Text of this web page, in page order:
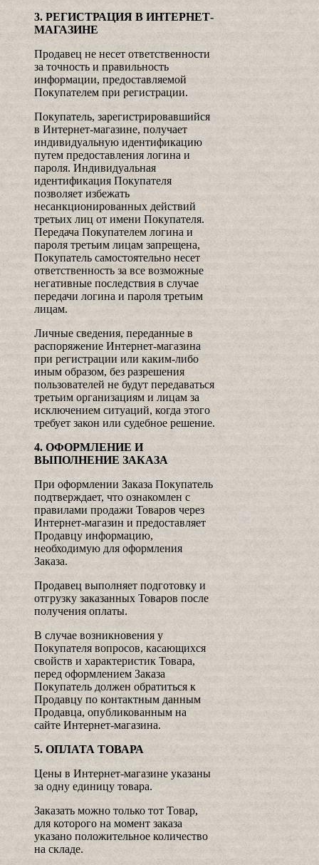
3. РЕГИСТРАЦИЯ В ИНТЕРНЕТ-
МАГАЗИНЕ
Продавец не несет ответственности
за точность и правильность
информации, предоставляемой
Покупателем при регистрации.
Покупатель, зарегистрировавшийся
в Интернет-магазине, получает
индивидуальную идентификацию
путем предоставления логина и
пароля. Индивидуальная
идентификация Покупателя
позволяет избежать
несанкционированных действий
третьих лиц от имени Покупателя.
Передача Покупателем логина и
пароля третьим лицам запрещена,
Покупатель самостоятельно несет
ответственность за все возможные
негативные последствия в случае
передачи логина и пароля третьим
лицам.
Личные сведения, переданные в
распоряжение Интернет-магазина
при регистрации или каким-либо
иным образом, без разрешения
пользователей не будут передаваться
третьим организациям и лицам за
исключением ситуаций, когда этого
требует закон или судебное решение.
4. ОФОРМЛЕНИЕ И
ВЫПОЛНЕНИЕ ЗАКАЗА
При оформлении Заказа Покупатель
подтверждает, что ознакомлен с
правилами продажи Товаров через
Интернет-магазин и предоставляет
Продавцу информацию,
необходимую для оформления
Заказа.
Продавец выполняет подготовку и
отгрузку заказанных Товаров после
получения оплаты.
В случае возникновения у
Покупателя вопросов, касающихся
свойств и характеристик Товара,
перед оформлением Заказа
Покупатель должен обратиться к
Продавцу по контактным данным
Продавца, опубликованным на
сайте Интернет-магазина.
5. ОПЛАТА ТОВАРА
Цены в Интернет-магазине указаны
за одну единицу товара.
Заказать можно только тот Товар,
для которого на момент заказа
указано положительное количество
на складе.